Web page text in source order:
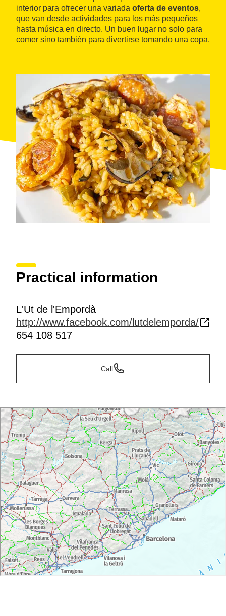
interior para ofrecer una variada oferta de eventos,
que van desde actividades para los más pequeños
hasta música en directo. Un buen lugar no solo para
comer sino también para divertirse tomando una copa.
Practical information
L'Ut de l'Empordà
http://www.facebook.com/lutdelemporda/
654 108 517
Call